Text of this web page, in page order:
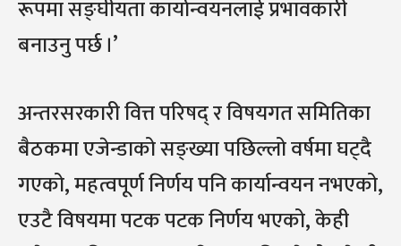
रूपमा सङ्घीयता कार्यान्वयनलाई प्रभावकारी
बनाउनु पर्छ ।’
अन्तरसरकारी वित्त परिषद् र विषयगत समितिका
बैठकमा एजेन्डाको सङ्ख्या पछिल्लो वर्षमा घट्दै
गएको, महत्वपूर्ण निर्णय पनि कार्यान्वयन नभएको,
एउटै विषयमा पटक पटक निर्णय भएको, केही